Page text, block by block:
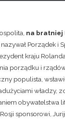
na bratniej
Porządek i
kraju
porządku i rządów
populista,
władzy,
obywatelstwa
sponsorowi,